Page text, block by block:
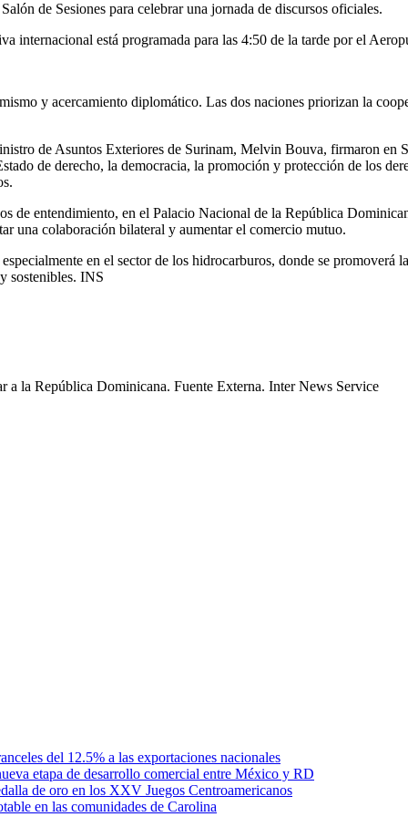
de Sesiones para celebrar una jornada de discursos oficiales.
internacional está programada para las 4:50 de la tarde por el
y acercamiento diplomático. Las dos naciones priorizan la
de Asuntos Exteriores de Surinam, Melvin Bouva, firmaron en
de derecho, la democracia, la promoción y protección de los
de entendimiento, en el Palacio Nacional de la República
una colaboración bilateral y aumentar el comercio mutuo.
en el sector de los hidrocarburos, donde se
sostenibles. INS
a la República Dominicana. Fuente Externa. Inter News Service
del 12.5% a las exportaciones nacionales
etapa de desarrollo comercial entre México y RD
de oro en los XXV Juegos Centroamericanos
en las comunidades de Carolina